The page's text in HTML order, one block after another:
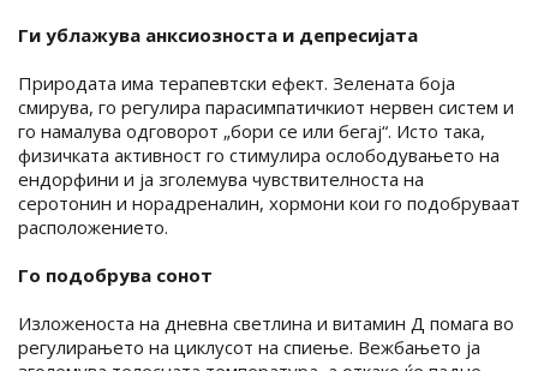
Ги ублажува анксиозноста и депресијата
Природата има терапевтски ефект. Зелената боја
смирува, го регулира парасимпатичкиот нервен систем и
го намалува одговорот „бори се или бегај“. Исто така,
физичката активност го стимулира ослободувањето на
ендорфини и ја зголемува чувствителноста на
серотонин и норадреналин, хормони кои го подобруваат
расположението.
Го подобрува сонот
Изложеноста на дневна светлина и витамин Д помага во
регулирањето на циклусот на спиење. Вежбањето ја